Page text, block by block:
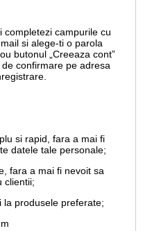
completezi campurile cu
si alege-ti o parola
butonul „Creeaza cont”
confirmare pe adresa
si rapid, fara a mai fi
datele tale personale;
fara a mai fi nevoit sa
clientii;
produsele preferate;